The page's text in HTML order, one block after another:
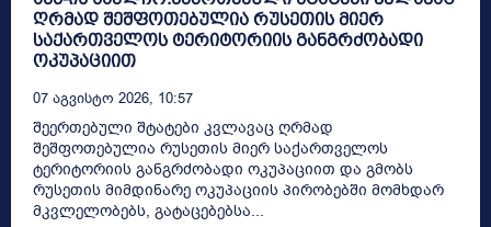
ღრმად შეშფოთებულია რუსეთის მიერ
საქართველოს ტერიტორიის განგრძობადი
ოკუპაციით
07 Აგვისტო 2026, 10:57
შეერთებული შტატები კვლავაც ღრმად
შეშფოთებულია რუსეთის მიერ საქართველოს
ტერიტორიის განგრძობადი ოკუპაციით და გმობს
რუსეთის მიმდინარე ოკუპაციის პირობებში მომხდარ
მკვლელობებს, გატაცებებსა...